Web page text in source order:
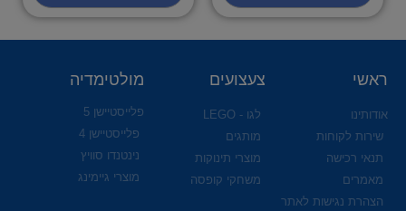
ראשי
אודותינו
שירות לקוחות
תנאי רכישה
מאמרים
הצהרת נגישות לאתר
צעצועים
לגו - LEGO
מותגים
מוצרי תינוקות
משחקי קופסה
מולטימדיה
פלייסטיישן 5
פלייסטיישן 4
נינטנדו סוויץ
מוצרי גיימינג